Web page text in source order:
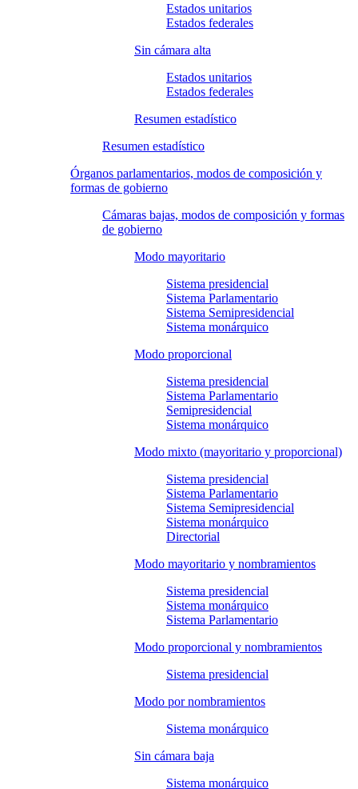
Estados unitarios
Estados federales
Sin cámara alta
Estados unitarios
Estados federales
Resumen estadístico
Resumen estadístico
Órganos parlamentarios, modos de composición y
formas de gobierno
Cámaras bajas, modos de composición y formas
de gobierno
Modo mayoritario
Sistema presidencial
Sistema Parlamentario
Sistema Semipresidencial
Sistema monárquico
Modo proporcional
Sistema presidencial
Sistema Parlamentario
Semipresidencial
Sistema monárquico
Modo mixto (mayoritario y proporcional)
Sistema presidencial
Sistema Parlamentario
Sistema Semipresidencial
Sistema monárquico
Directorial
Modo mayoritario y nombramientos
Sistema presidencial
Sistema monárquico
Sistema Parlamentario
Modo proporcional y nombramientos
Sistema presidencial
Modo por nombramientos
Sistema monárquico
Sin cámara baja
Sistema monárquico